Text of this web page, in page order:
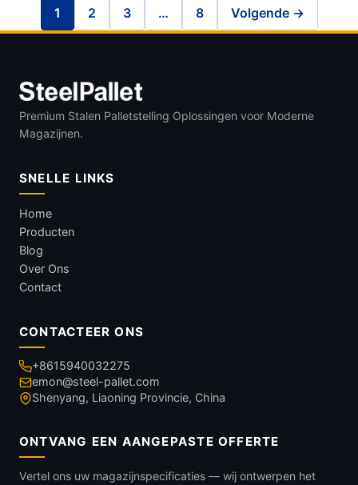
1 2 3 … 8 Volgende →
Premium Stalen Palletstelling Oplossingen voor Moderne
Magazijnen.
SNELLE LINKS
Home
Producten
Blog
Over Ons
Contact
CONTACTEER ONS
+8615940032275
emon@steel-pallet.com
Shenyang, Liaoning Provincie, China
ONTVANG EEN AANGEPASTE OFFERTE
Vertel ons uw magazijnspecificaties — wij ontwerpen het